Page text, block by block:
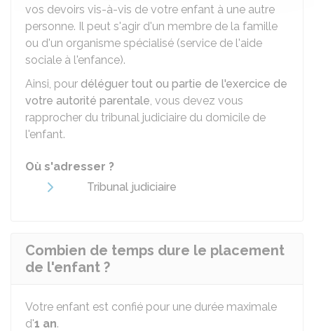
vos devoirs vis-à-vis de votre enfant à une autre
personne. Il peut s'agir d'un membre de la famille
ou d'un organisme spécialisé (service de l'aide
sociale à l'enfance).
Ainsi, pour déléguer tout ou partie de l'exercice de
votre autorité parentale, vous devez vous
rapprocher du tribunal judiciaire du domicile de
l'enfant.
Où s'adresser ?
Tribunal judiciaire
Combien de temps dure le placement
de l'enfant ?
Votre enfant est confié pour une durée maximale
d'1 an.